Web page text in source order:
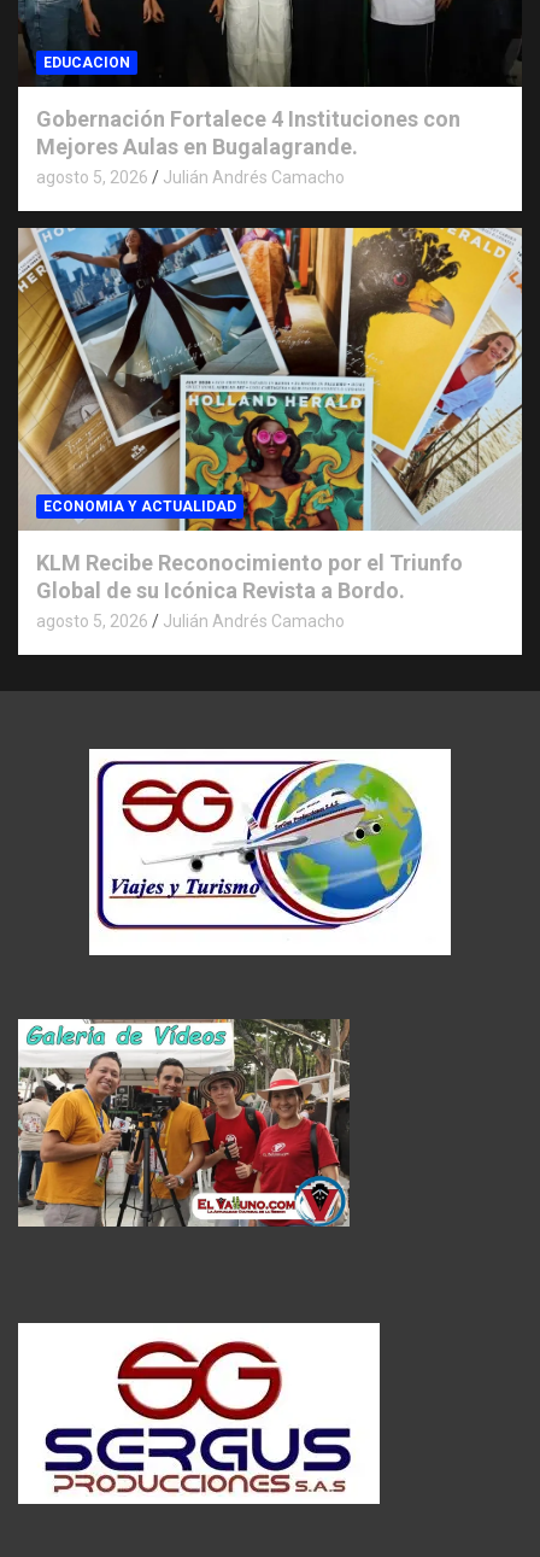
EDUCACION
Gobernación Fortalece 4 Instituciones con
Mejores Aulas en Bugalagrande.
agosto 5, 2026 Julián Andrés Camacho
ECONOMIA Y ACTUALIDAD
KLM Recibe Reconocimiento por el Triunfo
Global de su Icónica Revista a Bordo.
agosto 5, 2026 Julián Andrés Camacho